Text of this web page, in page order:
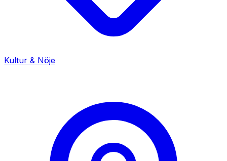
Kultur & Nöje